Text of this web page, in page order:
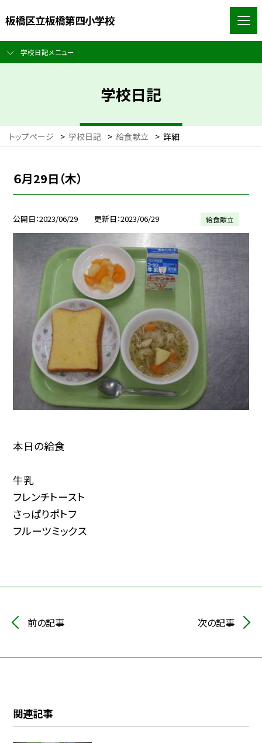
板橋区立板橋第四小学校
学校日記メニュー
学校日記
トップページ > 学校日記 > 給食献立 > 詳細
６月29日（木）
公開日 2023/06/29 更新日 2023/06/29 給食献立
本日の給食
牛乳
フレンチトースト
さっぱりポトフ
フルーツミックス
前の記事 次の記事
関連記事